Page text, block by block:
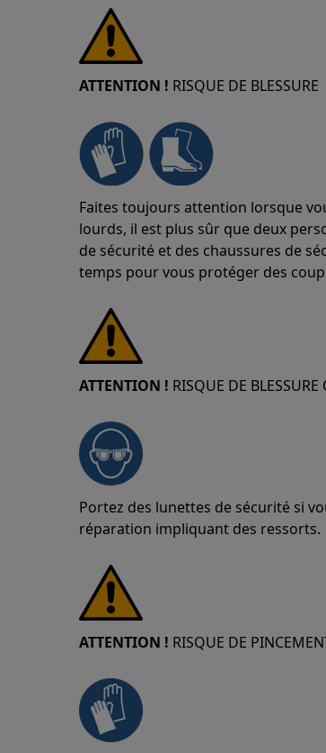
ATTENTION ! RISQUE DE BLESSURE
Faites toujours attention lorsque
lourds, il est plus sûr que deux
de sécurité et des chaussures de
temps pour vous protéger des
ATTENTION ! RISQUE DE BLESSURE
Portez des lunettes de sécurité si
réparation impliquant des ressorts.
ATTENTION ! RISQUE DE